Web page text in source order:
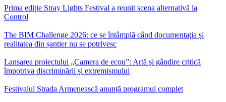
Prima ediție Stray Lights Festival a reunit scena alternativă la
Control
The BIM Challenge 2026: ce se întâmplă când documentația și
realitatea din șantier nu se potrivesc
Lansarea proiectului „Camera de ecou”: Artă și gândire critică
împotriva discriminării și extremismului
Festivalul Strada Armenească anunță programul complet